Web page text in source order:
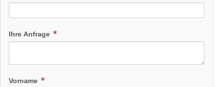
Ihre Anfrage
Vorname